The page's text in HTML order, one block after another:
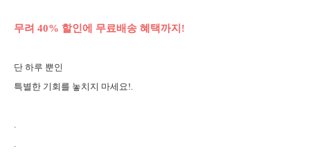
무려 40% 할인에 무료배송 혜택까지!
단 하루 뿐인
특별한 기회를 놓치지 마세요!